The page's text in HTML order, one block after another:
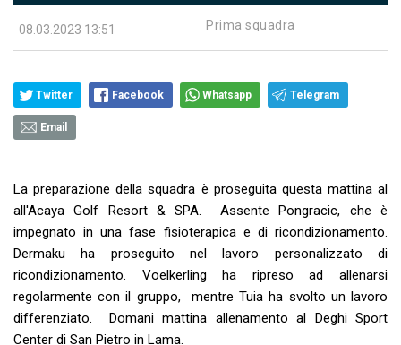
08.03.2023 13:51 Prima squadra
Twitter Facebook Whatsapp Telegram
Email
La preparazione della squadra è proseguita questa mattina al
all'Acaya Golf Resort & SPA. Assente Pongracic, che è
impegnato in una fase fisioterapica e di ricondizionamento.
Dermaku ha proseguito nel lavoro personalizzato di
ricondizionamento. Voelkerling ha ripreso ad allenarsi
regolarmente con il gruppo, mentre Tuia ha svolto un lavoro
differenziato. Domani mattina allenamento al Deghi Sport
Center di San Pietro in Lama.